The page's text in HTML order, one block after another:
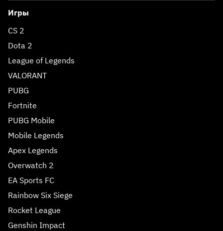
Игры
CS 2
Dota 2
League of Legends
VALORANT
PUBG
Fortnite
PUBG Mobile
Mobile Legends
Apex Legends
Overwatch 2
EA Sports FC
Rainbow Six Siege
Rocket League
Genshin Impact